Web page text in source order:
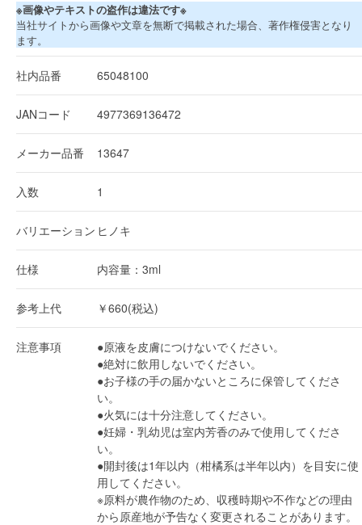
※画像やテキストの盗作は違法です※
当社サイトから画像や文章を無断で掲載された場合、著作権侵害となり
ます。
社内品番 65048100
JANコード 4977369136472
メーカー品番 13647
入数 1
バリエーション ヒノキ
仕様 内容量：3ml
参考上代 ￥660(税込)
注意事項
●原液を皮膚につけないでください。
●絶対に飲用しないでください。
●お子様の手の届かないところに保管してくださ
い。
●火気には十分注意してください。
●妊婦・乳幼児は室内芳香のみで使用してくださ
い。
●開封後は1年以内（柑橘系は半年以内）を目安に使
用してください。
※原料が農作物のため、収穫時期や不作などの理由
から原産地が予告なく変更されることがあります。